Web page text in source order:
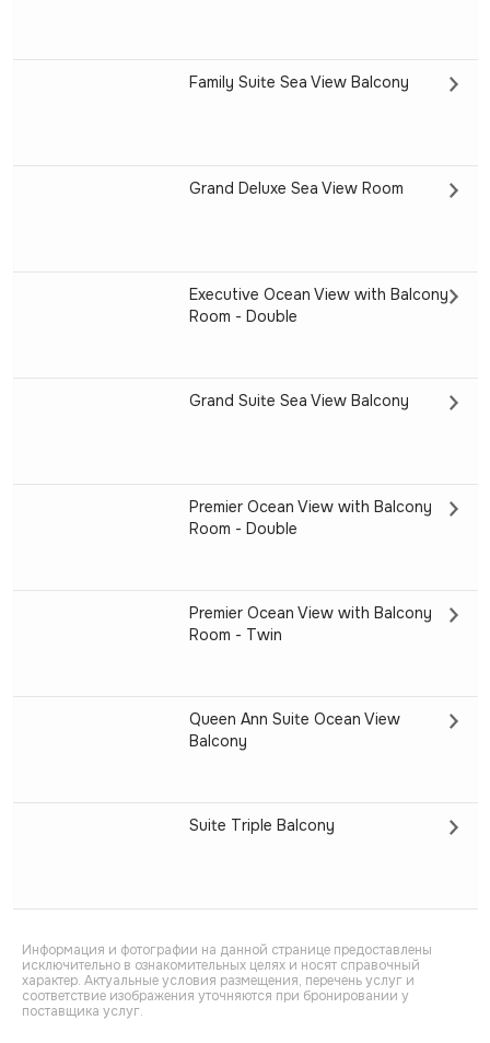
Family Suite Sea View Balcony
Grand Deluxe Sea View Room
Executive Ocean View with Balcony
Room - Double
Grand Suite Sea View Balcony
Premier Ocean View with Balcony
Room - Double
Premier Ocean View with Balcony
Room - Twin
Queen Ann Suite Ocean View
Balcony
Suite Triple Balcony
Информация и фотографии на данной странице предоставлены
исключительно в ознакомительных целях и носят справочный
характер. Актуальные условия размещения, перечень услуг и
соответствие изображения уточняются при бронировании у
поставщика услуг.